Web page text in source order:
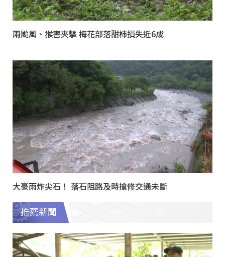
兩颱風、猴害夾擊 梅花部落甜柿損失近6成
大豪雨炸尖石！ 落石阻路及時搶修交通未斷
推薦新聞